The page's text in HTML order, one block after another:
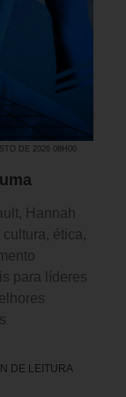
DE 2026 08H00
Hannah
ética,
para líderes
DE LEITURA